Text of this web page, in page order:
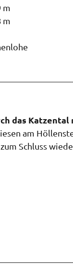
m
m
das Katzental
am
Schluss